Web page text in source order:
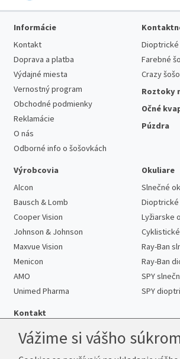
Informácie
Kontakt
Doprava a platba
Výdajné miesta
Vernostný program
Obchodné podmienky
Reklamácie
O nás
Odborné info o šošovkách
Farebné
Crazy
Roztoky
Očné
Púzdra
Výrobcovia
Alcon
Bausch & Lomb
Cooper Vision
Johnson & Johnson
Maxvue Vision
Menicon
AMO
Unimed Pharma
Okuliare
Slnečné
Dioptrické
Lyžiarske
Ray-Ban
Ray-Ban
SPY
SPY
Kontakt
Vážime si vášho